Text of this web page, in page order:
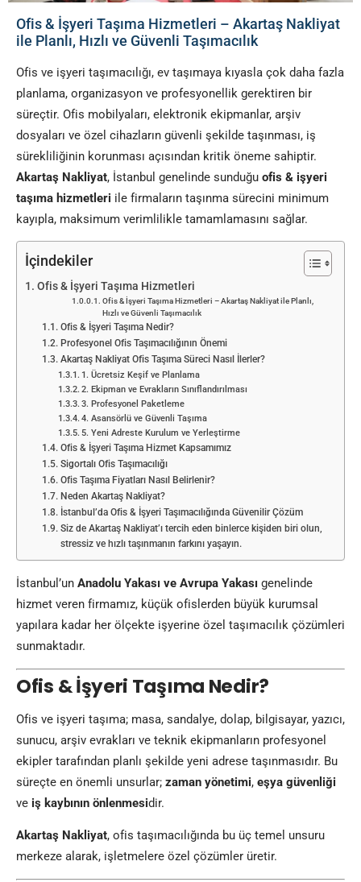
Ofis & İşyeri Taşıma Hizmetleri – Akartaş Nakliyat
ile Planlı, Hızlı ve Güvenli Taşımacılık
Ofis ve işyeri taşımacılığı, ev taşımaya kıyasla çok daha fazla
planlama, organizasyon ve profesyonellik gerektiren bir
süreçtir. Ofis mobilyaları, elektronik ekipmanlar, arşiv
dosyaları ve özel cihazların güvenli şekilde taşınması, iş
sürekliliğinin korunması açısından kritik öneme sahiptir.
Akartaş Nakliyat, İstanbul genelinde sunduğu ofis & işyeri
taşıma hizmetleri ile firmaların taşınma sürecini minimum
kayıpla, maksimum verimlilikle tamamlamasını sağlar.
İçindekiler
Ofis & İşyeri Taşıma Hizmetleri
Ofis & İşyeri Taşıma Hizmetleri – Akartaş Nakliyat ile Planlı,
Hızlı ve Güvenli Taşımacılık
Ofis & İşyeri Taşıma Nedir?
Profesyonel Ofis Taşımacılığının Önemi
Akartaş Nakliyat Ofis Taşıma Süreci Nasıl İlerler?
1. Ücretsiz Keşif ve Planlama
2. Ekipman ve Evrakların Sınıflandırılması
3. Profesyonel Paketleme
4. Asansörlü ve Güvenli Taşıma
5. Yeni Adreste Kurulum ve Yerleştirme
Ofis & İşyeri Taşıma Hizmet Kapsamımız
Sigortalı Ofis Taşımacılığı
Ofis Taşıma Fiyatları Nasıl Belirlenir?
Neden Akartaş Nakliyat?
İstanbul’da Ofis & İşyeri Taşımacılığında Güvenilir Çözüm
Siz de Akartaş Nakliyat’ı tercih eden binlerce kişiden biri olun,
stressiz ve hızlı taşınmanın farkını yaşayın.
İstanbul’un Anadolu Yakası ve Avrupa Yakası genelinde
hizmet veren firmamız, küçük ofislerden büyük kurumsal
yapılara kadar her ölçekte işyerine özel taşımacılık çözümleri
sunmaktadır.
Ofis & İşyeri Taşıma Nedir?
Ofis ve işyeri taşıma; masa, sandalye, dolap, bilgisayar, yazıcı,
sunucu, arşiv evrakları ve teknik ekipmanların profesyonel
ekipler tarafından planlı şekilde yeni adrese taşınmasıdır. Bu
süreçte en önemli unsurlar; zaman yönetimi, eşya güvenliği
ve iş kaybının önlenmesidir.
Akartaş Nakliyat, ofis taşımacılığında bu üç temel unsuru
merkeze alarak, işletmelere özel çözümler üretir.